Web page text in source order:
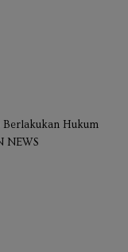
Berlakukan Hukum
NEWS